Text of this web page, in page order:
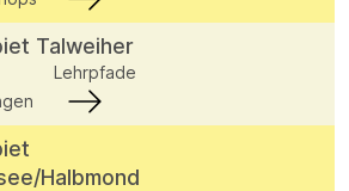
Talweiher
Lehrpfade
Halbmond